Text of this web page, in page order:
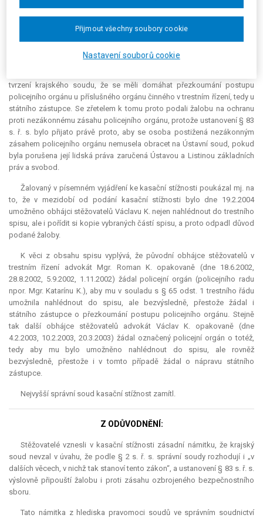
závažnost samotných důvodů odepření práva nahlížet do spisů, činit si z
nich výpisky a poznámky, není však povinen (pouze oprávněn) zjednat
případě dokonce státní zástupce nesplnil svou zákonnou povinnost a
závažnost důvodů do podání žaloby (tedy po dobu více než 40 dnů)
tvrzení krajského soudu, že se měli domáhat přezkoumání postupu
policejního orgánu u příslušného orgánu činného v trestním řízení, tedy u
státního zástupce. Se zřetelem k tomu proto podali žalobu na ochranu
proti nezákonnému zásahu policejního orgánu, protože ustanovení § 83
s. ř. s. bylo přijato právě proto, aby se osoba postižená nezákonným
zásahem policejního orgánu nemusela obracet na Ústavní soud, pokud
byla porušena její lidská práva zaručená Ústavou a Listinou základních
práv a svobod.
Žalovaný v písemném vyjádření ke kasační stížnosti poukázal mj. na
to, že v mezidobí od podání kasační stížnosti bylo dne 19.2.2004
umožněno obhájci stěžovatelů Václavu K. nejen nahlédnout do trestního
spisu, ale i pořídit si kopie vybraných částí spisu, a proto odpadl důvod
podané žaloby.
K věci z obsahu spisu vyplývá, že původní obhájce stěžovatelů v
trestním řízení advokát Mgr. Roman K. opakovaně (dne 18.6.2002,
28.8.2002, 5.9.2002, 1.11.2002) žádal policejní orgán (policejního radu
npor. Mgr. Katarínu K.), aby mu v souladu s § 65 odst. 1 trestního řádu
umožnila nahlédnout do spisu, ale bezvýsledně, přestože žádal i
státního zástupce o přezkoumání postupu policejního orgánu. Stejně
tak další obhájce stěžovatelů advokát Václav K. opakovaně (dne
4.2.2003, 10.2.2003, 20.3.2003) žádal označený policejní orgán o totéž,
tedy aby mu bylo umožněno nahlédnout do spisu, ale rovněž
bezvýsledně, přestože i v tomto případě žádal o nápravu státního
zástupce.
Nejvyšší správní soud kasační stížnost zamítl.
Z ODŮVODNĚNÍ:
Stěžovatelé vznesli v kasační stížnosti zásadní námitku, že krajský
soud nevzal v úvahu, že podle § 2 s. ř. s. správní soudy rozhodují i „v
dalších věcech, v nichž tak stanoví tento zákon“, a ustanovení § 83 s. ř. s.
výslovně připouští žalobu i proti zásahu ozbrojeného bezpečnostního
sboru.
Tato námitka z hlediska pravomoci soudů ve správním soudnictví
Nastavení souborů cookie
Přijmout všechny soubory cookie